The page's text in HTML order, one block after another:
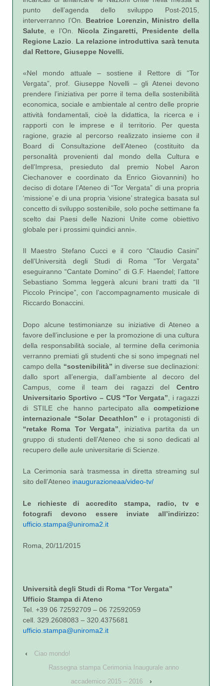
punto dell’agenda dello sviluppo Post-2015,
interverranno l’On. Beatrice Lorenzin, Ministro della
Salute , e l’On. Nicola Zingaretti, Presidente della
Regione Lazio
La relazione introduttiva sarà tenuta
dal Rettore, Giuseppe Novelli.
«Nel mondo attuale – sostiene il Rettore di “Tor
Vergata”, prof. Giuseppe Novelli – gli Atenei devono
prendere l’iniziativa per porre il tema della sostenibilità
economica, sociale e ambientale al centro delle proprie
attività fondamentali, cioè la didattica, la ricerca e i
rapporti con le imprese e il territorio. Per questa
ragione, grazie al percorso realizzato insieme con il
Board di Consultazione dell’Ateneo (costituito da
personalità provenienti dal mondo della Cultura e
dell’Impresa, presieduto dal premio Nobel Aaron
Ciechanover e coordinato da Enrico Giovannini) ho
deciso di dotare l’Ateneo di “Tor Vergata” di una propria
‘missione’ e di una propria ‘visione’ strategica basata sul
concetto di sviluppo sostenibile, solo poche settimane fa
scelto dai Paesi delle Nazioni Unite come obiettivo
globale per i prossimi quindici anni».
Il Maestro Stefano Cucci e il coro “Claudio Casini”
dell’Università degli Studi di Roma “Tor Vergata”
eseguiranno “Cantate Domino” di G.F. Haendel; l’attore
Sebastiano Somma leggerà alcuni brani tratti da “Il
Piccolo Principe”, con l’accompagnamento musicale di
Riccardo Bonaccini.
Dopo alcune testimonianze su iniziative di Ateneo a
favore dell’inclusione e per la promozione di una cultura
della responsabilità sociale, al termine della cerimonia
verranno premiati gli studenti che si sono impegnati nel
campo della “sostenibilità” in diverse sue declinazioni:
dallo sport all’energia, dall’ambiente al decoro del
Campus, come il team dei ragazzi del Centro
Universitario Sportivo – CUS “Tor Vergata” , i ragazzi
di STILE che hanno partecipato alla competizione
internazionale “Solar Decathlon” e i protagonisti di
“retake Roma Tor Vergata” , iniziativa partita da un
gruppo di studenti dell’Ateneo che si sono dedicati al
recupero delle aule universitarie di Scienze.
La Cerimonia sarà trasmessa in diretta streaming sul
sito dell’Ateneo inaugurazioneaa/video-tv/
Le richieste di accredito stampa, radio, tv e
fotografi devono essere inviate all’indirizzo:
ufficio.stampa@uniroma2.it
Roma, 20/11/2015
Università degli Studi di Roma “Tor Vergata”
Ufficio Stampa di Ateno
Tel. +39 06 72592709 – 06 72592059
cell. 329.2608083 – 320.4375681
ufficio.stampa@uniroma2.it
‹
Ciao mondo!
Rassegna stampa Cerimonia Inaugurale anno
accademico 2015 – 2016
›